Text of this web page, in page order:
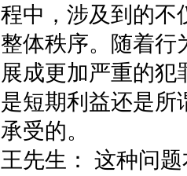
程中，涉及到的不
整体秩序。随着行
展成更加严重的犯
是短期利益还是所
承受的。
王先生：
这种问